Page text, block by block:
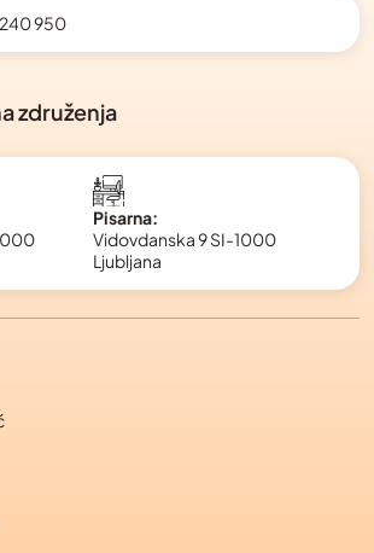
950
združenja
Pisarna:
Vidovdanska 9 SI-1000
Ljubljana